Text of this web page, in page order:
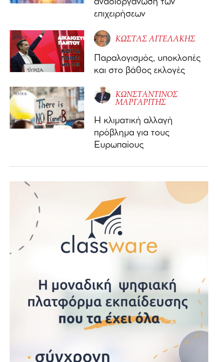
αναδιοργάνωση των
επιχειρήσεων
ΚΩΣΤΑΣ ΑΓΓΕΛΑΚΗΣ
Παραλογισμός, υποκλοπές
και στο βάθος εκλογές
ΚΩΝΣΤΑΝΤΙΝΟΣ
ΜΑΡΓΑΡΙΤΗΣ
Η κλιματική αλλαγή
πρόβλημα για τους
Ευρωπαίους